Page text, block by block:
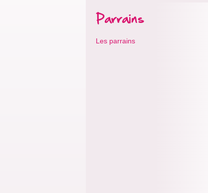
Parrains
Les parrains